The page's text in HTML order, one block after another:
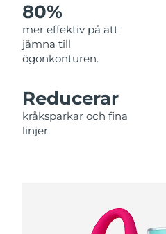
80%
mer effektiv på att
jämna till
ögonkonturen.
Reducerar
kråksparkar och fina
linjer.
Norge
Oman
Polen